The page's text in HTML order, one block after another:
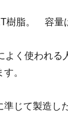
脂。 容量
く使われ
。
じて製造し